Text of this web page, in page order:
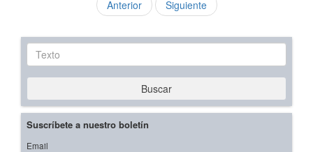
Anterior Siguiente
Texto
Buscar
Suscríbete a nuestro boletín
Email